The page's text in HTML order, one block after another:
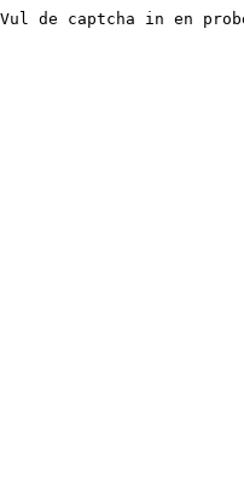
de captcha in en